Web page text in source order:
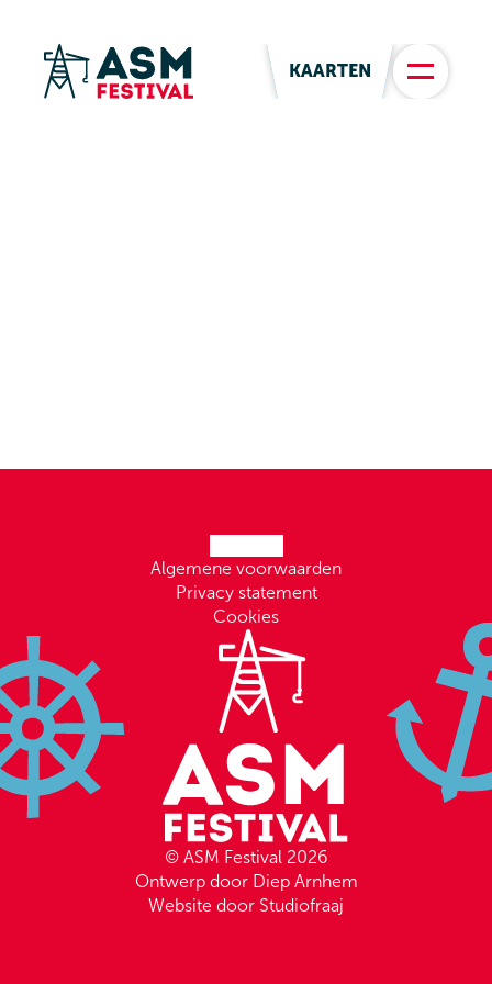
KAARTEN
© ASM Festival 2026
Ontwerp door Diep Arnhem
Website door Studiofraaj
Algemene voorwaarden
Privacy statement
Cookies